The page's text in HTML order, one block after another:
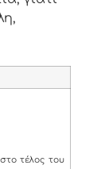
τέλος του